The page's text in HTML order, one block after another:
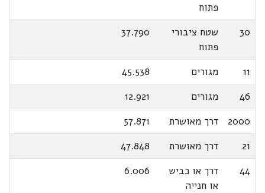
פתוח
30
שטח ציבורי
פתוח
37.790
11 מגורים
45.538
46
מגורים
12.921
2000
דרך מאושרת
57.871
21
דרך מאושרת
47.848
44
דרך או כביש
או חנייה
6.006